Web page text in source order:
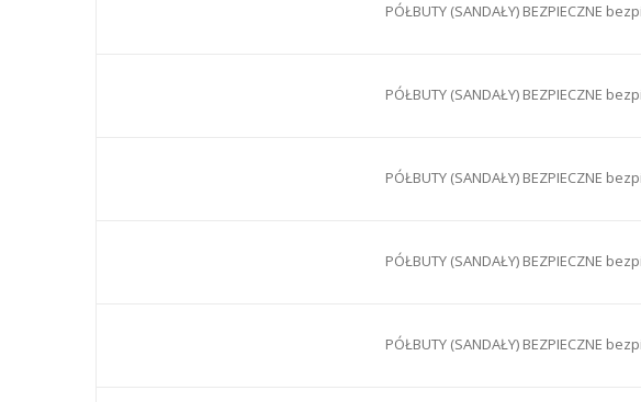
PÓŁBUTY (SANDAŁY) BEZPIECZNE
PÓŁBUTY (SANDAŁY) BEZPIECZNE
PÓŁBUTY (SANDAŁY) BEZPIECZNE
PÓŁBUTY (SANDAŁY) BEZPIECZNE
PÓŁBUTY (SANDAŁY) BEZPIECZNE